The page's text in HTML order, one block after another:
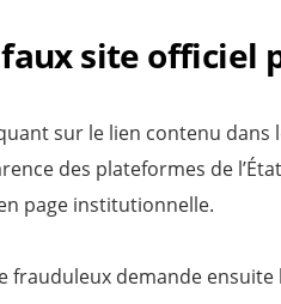
site officiel
sur le lien contenu
des plateformes de
page institutionnelle.
frauduleux demande